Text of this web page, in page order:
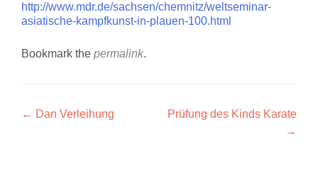
http://www.mdr.de/sachsen/chemnitz/weltseminar-
asiatische-kampfkunst-in-plauen-100.html
Bookmark the permalink.
Artikel-
← Dan Verleihung
Prüfung des Kinds Karate
→